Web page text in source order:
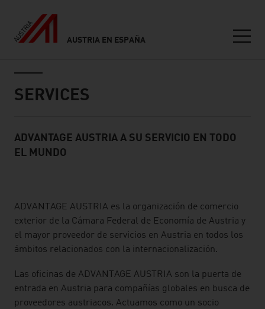
AUSTRIA EN ESPAÑA
SERVICES
Standard Content Module
ADVANTAGE AUSTRIA A SU SERVICIO EN TODO
EL MUNDO
listen
ADVANTAGE AUSTRIA es la organización de comercio
exterior de la Cámara Federal de Economía de Austria y
el mayor proveedor de servicios en Austria en todos los
ámbitos relacionados con la internacionalización.
Las oficinas de ADVANTAGE AUSTRIA son la puerta de
entrada en Austria para compañías globales en busca de
proveedores austriacos. Actuamos como un socio